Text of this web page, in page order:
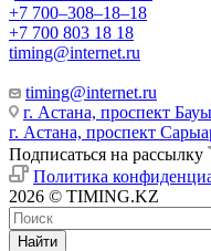
+7 700‒308‒18‒18
+7 700 803 18 18
timing@internet.ru
timing@internet.ru
г. Астана, проспект
г. Астана, проспект
Подписаться на рассылку
Политика
2026 © TIMING.KZ
Найти